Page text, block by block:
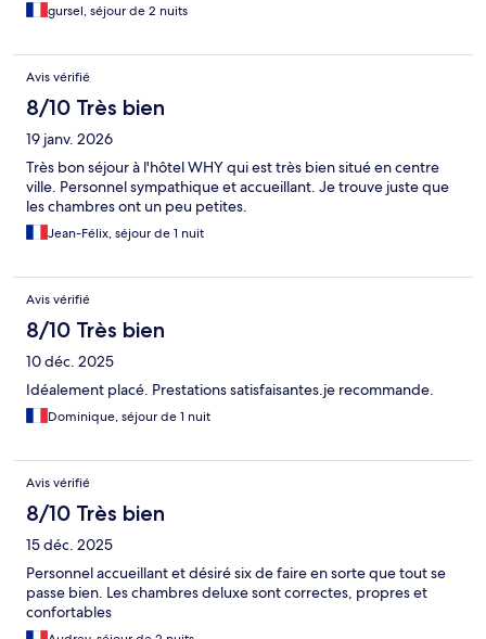
gursel, séjour de 2 nuits
Avis vérifié
8/10 Très bien
19 janv. 2026
Très bon séjour à l'hôtel WHY qui est très bien situé en centre
ville. Personnel sympathique et accueillant. Je trouve juste que
les chambres ont un peu petites.
Jean-Félix, séjour de 1 nuit
Avis vérifié
8/10 Très bien
10 déc. 2025
Idéalement placé. Prestations satisfaisantes.je recommande.
Dominique, séjour de 1 nuit
Avis vérifié
8/10 Très bien
15 déc. 2025
Personnel accueillant et désiré six de faire en sorte que tout se
passe bien. Les chambres deluxe sont correctes, propres et
confortables